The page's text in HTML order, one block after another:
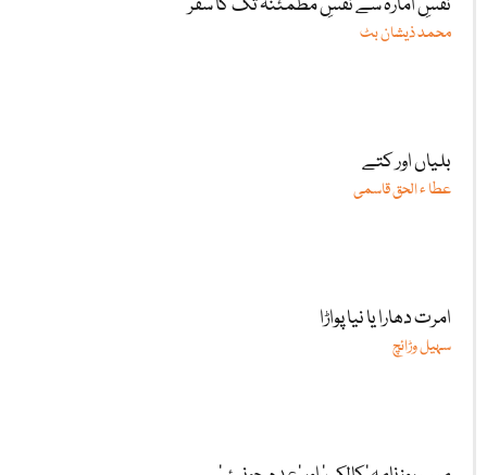
نفسِ امارہ سے نفسِ مطمئنہ تک کا سفر
محمد ذیشان بٹ
بلیاں اور کتے
عطا ء الحق قاسمی
امرت دھارا یا نیا پواڑا
سہیل وڑائچ